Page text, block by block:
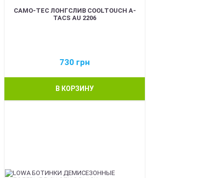
CAMO-TEC ЛОНГСЛИВ COOLTOUCH A-
TACS AU 2206
730 грн
В КОРЗИНУ